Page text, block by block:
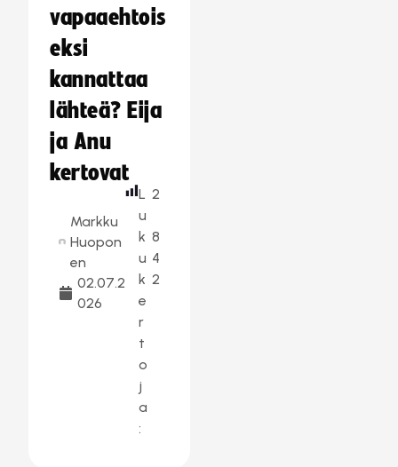
vapaaehtois
eksi
kannattaa
lähteä? Eija
ja Anu
kertovat
Markku
Huopon
en
02.07.2
026
L
u
k
u
k
e
r
t
o
j
a
:
2
8
4
2